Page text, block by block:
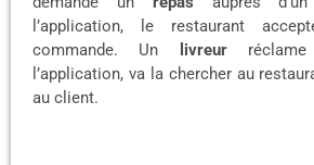
l’application, le restaurant
commande. Un
livreurréclame
l’application, va la chercher au
au client.